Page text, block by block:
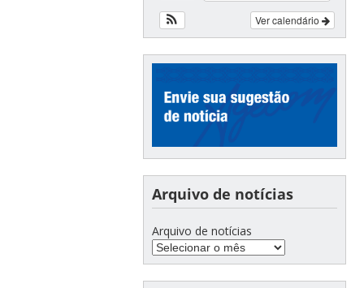
Ver calendário
Arquivo de notícias
Arquivo de notícias